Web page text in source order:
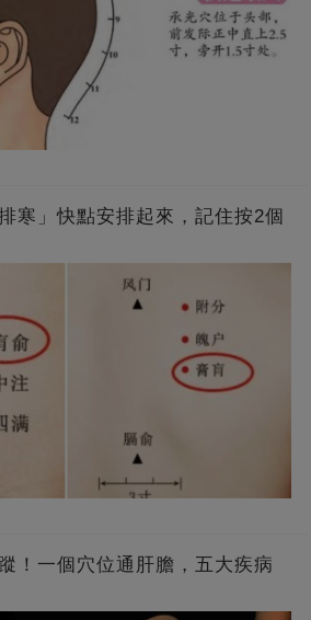
寒」快點安排起來，記住按2個
！一個穴位通肝膽，五大疾病